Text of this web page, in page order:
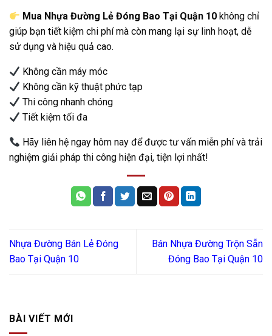
Mua Nhựa Đường Lẻ Đóng Bao Tại Quận 10 không chỉ
giúp bạn tiết kiệm chi phí mà còn mang lại sự linh hoạt, dễ
sử dụng và hiệu quả cao.
Không cần máy móc
Không cần kỹ thuật phức tạp
Thi công nhanh chóng
Tiết kiệm tối đa
Hãy liên hệ ngay hôm nay để được tư vấn miễn phí và trải
nghiệm giải pháp thi công hiện đại, tiện lợi nhất!
Nhựa Đường Bán Lẻ Đóng
Bao Tại Quận 10
Bán Nhựa Đường Trộn Sẵn
Đóng Bao Tại Quận 10
BÀI VIẾT MỚI